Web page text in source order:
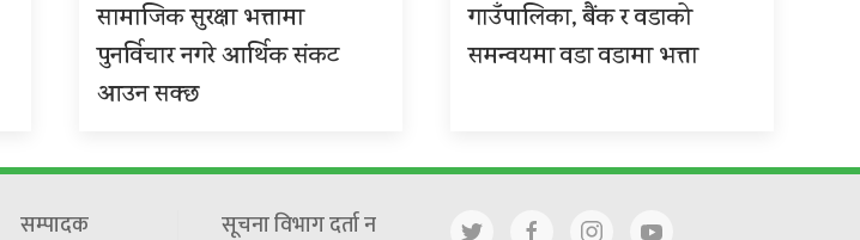
सामाजिक सुरक्षा भत्तामा
पुनर्विचार नगरे आर्थिक संकट
आउन सक्छ
गाउँपालिका, बैंक र वडाको
समन्वयमा वडा वडामा भत्ता
सम्पादक सूचना विभाग दर्ता न